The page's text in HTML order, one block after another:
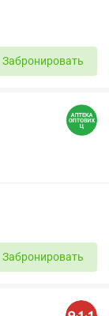
Забронировать
Забронировать